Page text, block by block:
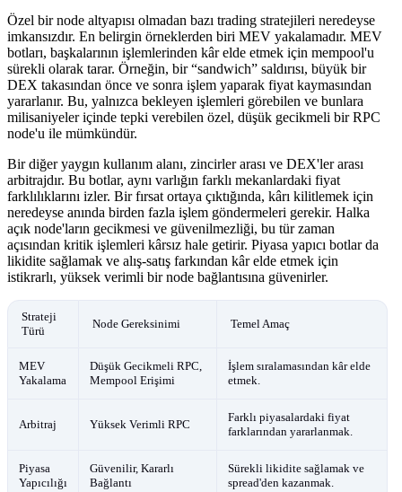
Özel bir node altyapısı olmadan bazı trading stratejileri neredeyse
imkansızdır. En belirgin örneklerden biri MEV yakalamadır. MEV
botları, başkalarının işlemlerinden kâr elde etmek için mempool'u
sürekli olarak tarar. Örneğin, bir “sandwich” saldırısı, büyük bir
DEX takasından önce ve sonra işlem yaparak fiyat kaymasından
yararlanır. Bu, yalnızca bekleyen işlemleri görebilen ve bunlara
milisaniyeler içinde tepki verebilen özel, düşük gecikmeli bir RPC
node'u ile mümkündür.
Bir diğer yaygın kullanım alanı, zincirler arası ve DEX'ler arası
arbitrajdır. Bu botlar, aynı varlığın farklı mekanlardaki fiyat
farklılıklarını izler. Bir fırsat ortaya çıktığında, kârı kilitlemek için
neredeyse anında birden fazla işlem göndermeleri gerekir. Halka
açık node'ların gecikmesi ve güvenilmezliği, bu tür zaman
açısından kritik işlemleri kârsız hale getirir. Piyasa yapıcı botlar da
likidite sağlamak ve alış-satış farkından kâr elde etmek için
istikrarlı, yüksek verimli bir node bağlantısına güvenirler.
Strateji
Türü
Node Gereksinimi Temel Amaç
MEV
Yakalama
Düşük Gecikmeli RPC,
Mempool Erişimi
İşlem sıralamasından kâr elde
etmek.
Arbitraj Yüksek Verimli RPC
Farklı piyasalardaki fiyat
farklarından yararlanmak.
Piyasa
Yapıcılığı
Güvenilir, Kararlı
Bağlantı
Sürekli likidite sağlamak ve
spread'den kazanmak.